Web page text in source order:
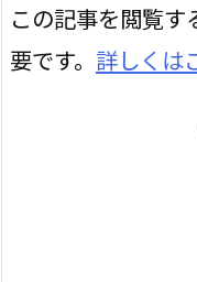
この記事を閲覧
要です。 詳しくは